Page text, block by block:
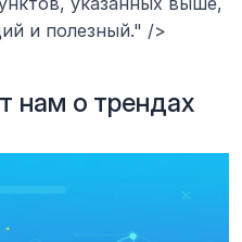
и полезный." />
нам о трендах